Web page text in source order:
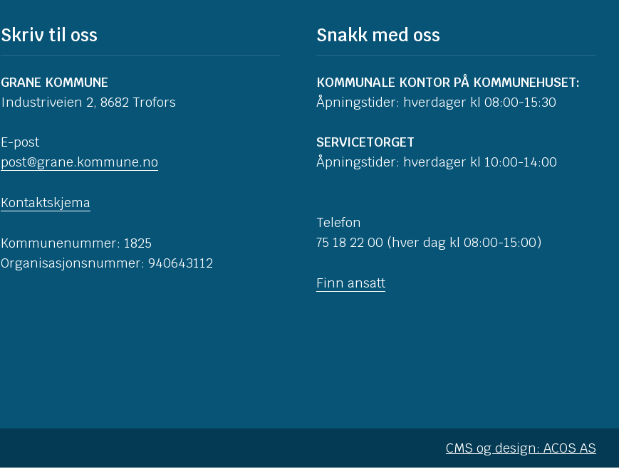
Skriv til oss
GRANE KOMMUNE
Industriveien 2, 8682 Trofors
E-post
post@grane.kommune.no
Kontaktskjema
Kommunenummer: 1825
Organisasjonsnummer: 940643112
Snakk med oss
KOMMUNALE KONTOR PÅ KOMMUNEHUSET:
Åpningstider: hverdager kl 08:00-15:30
SERVICETORGET
Åpningstider: hverdager kl 10:00-14:00
Telefon
75 18 22 00 (hver dag kl 08:00-15:00)
Finn ansatt
CMS og design: ACOS AS